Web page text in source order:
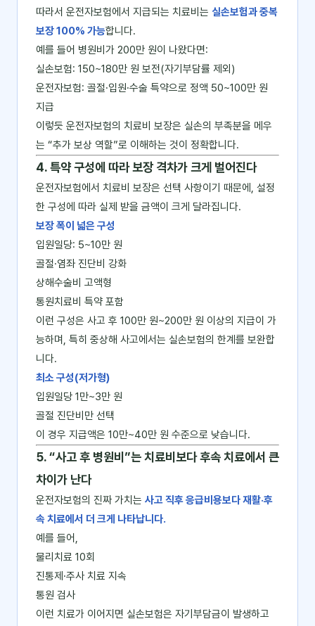
따라서 운전자보험에서 지급되는 치료비는 실손보험과 중복
보장 100% 가능합니다.
예를 들어 병원비가 200만 원이 나왔다면:
실손보험: 150~180만 원 보전(자기부담률 제외)
운전자보험: 골절·입원·수술 특약으로 정액 50~100만 원
지급
이렇듯 운전자보험의 치료비 보장은 실손의 부족분을 메우
는 “추가 보상 역할”로 이해하는 것이 정확합니다.
4. 특약 구성에 따라 보장 격차가 크게 벌어진다
운전자보험에서 치료비 보장은 선택 사항이기 때문에, 설정
한 구성에 따라 실제 받을 금액이 크게 달라집니다.
보장 폭이 넓은 구성
입원일당: 5~10만 원
골절·염좌 진단비 강화
상해수술비 고액형
통원치료비 특약 포함
이런 구성은 사고 후 100만 원~200만 원 이상의 지급이 가
능하며, 특히 중상해 사고에서는 실손보험의 한계를 보완합
니다.
최소 구성(저가형)
입원일당 1만~3만 원
골절 진단비만 선택
이 경우 지급액은 10만~40만 원 수준으로 낮습니다.
5. “사고 후 병원비”는 치료비보다 후속 치료에서 큰
차이가 난다
운전자보험의 진짜 가치는 사고 직후 응급비용보다 재활·후
속 치료에서 더 크게 나타납니다.
예를 들어,
물리치료 10회
진통제·주사 치료 지속
통원 검사
이런 치료가 이어지면 실손보험은 자기부담금이 발생하고